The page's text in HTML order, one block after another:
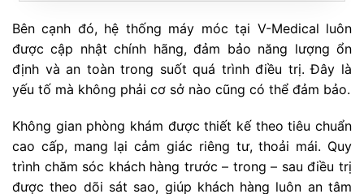
Bên cạnh đó, hệ thống máy móc tại V-Medical luôn
được cập nhật chính hãng, đảm bảo năng lượng ổn
định và an toàn trong suốt quá trình điều trị. Đây là
yếu tố mà không phải cơ sở nào cũng có thể đảm bảo.
Không gian phòng khám được thiết kế theo tiêu chuẩn
cao cấp, mang lại cảm giác riêng tư, thoải mái. Quy
trình chăm sóc khách hàng trước – trong – sau điều trị
được theo dõi sát sao, giúp khách hàng luôn an tâm